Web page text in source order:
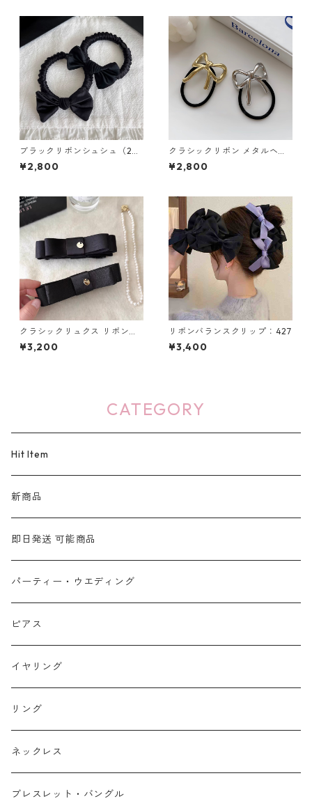
ブラックリボンシュシュ（2個
セット）：660
¥2,800
クラシックリボン メタルヘア
ゴム 2色セット：656
¥2,800
クラシックリュクス リボンバ
ナナクリップ（２色）：669
¥3,200
リボンバランスクリップ：427
¥3,400
CATEGORY
Hit Item
新商品
即日発送 可能商品
パーティー・ウエディング
ピアス
イヤリング
リング
ネックレス
ブレスレット・バングル